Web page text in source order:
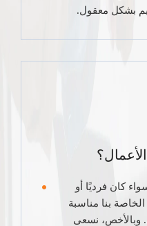
بشكل معقول.
كان فرديًا أو
الخاصة بنا مناسبة
وبالأخص، نسعى